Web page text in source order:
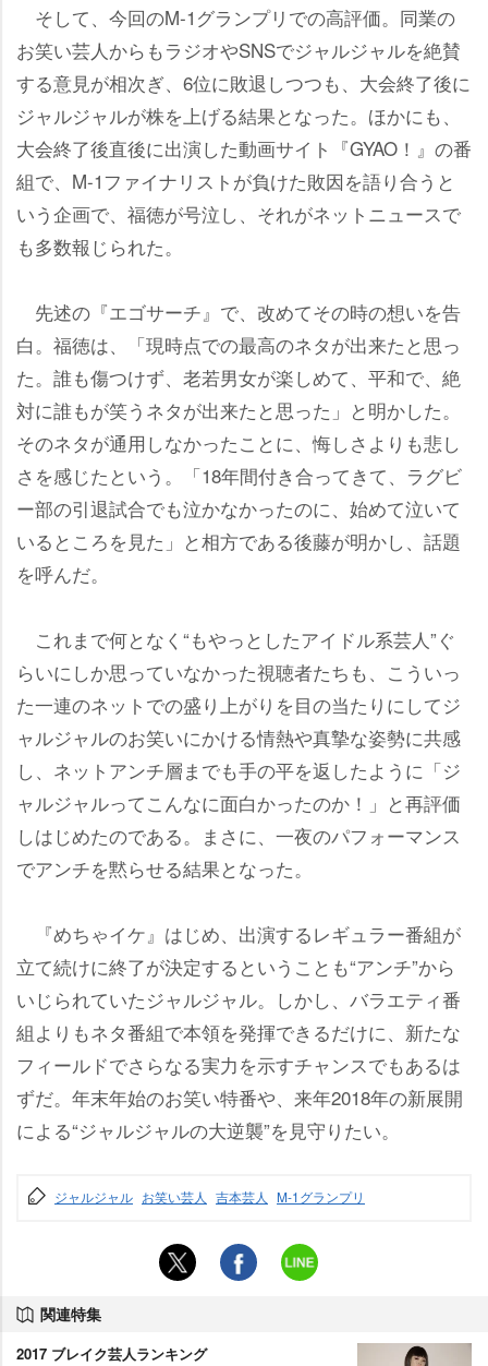
そして、今回のM‐1グランプリでの高評価。同業の
お笑い芸人からもラジオやSNSでジャルジャルを絶賛
する意見が相次ぎ、6位に敗退しつつも、大会終了後に
ジャルジャルが株を上げる結果となった。ほかにも、
大会終了後直後に出演した動画サイト『GYAO！』の番
組で、M-1ファイナリストが負けた敗因を語り合うと
いう企画で、福徳が号泣し、それがネットニュースで
も多数報じられた。
先述の『エゴサーチ』で、改めてその時の想いを告
白。福徳は、「現時点での最高のネタが出来たと思っ
た。誰も傷つけず、老若男女が楽しめて、平和で、絶
対に誰もが笑うネタが出来たと思った」と明かした。
そのネタが通用しなかったことに、悔しさよりも悲し
さを感じたという。「18年間付き合ってきて、ラグビ
ー部の引退試合でも泣かなかったのに、始めて泣いて
いるところを見た」と相方である後藤が明かし、話題
を呼んだ。
これまで何となく“もやっとしたアイドル系芸人”ぐ
らいにしか思っていなかった視聴者たちも、こういっ
た一連のネットでの盛り上がりを目の当たりにしてジ
ャルジャルのお笑いにかける情熱や真摯な姿勢に共感
し、ネットアンチ層までも手の平を返したように「ジ
ャルジャルってこんなに面白かったのか！」と再評価
しはじめたのである。まさに、一夜のパフォーマンス
でアンチを黙らせる結果となった。
『めちゃイケ』はじめ、出演するレギュラー番組が
立て続けに終了が決定するということも“アンチ”から
いじられていたジャルジャル。しかし、バラエティ番
組よりもネタ番組で本領を発揮できるだけに、新たな
フィールドでさらなる実力を示すチャンスでもあるは
ずだ。年末年始のお笑い特番や、来年2018年の新展開
による“ジャルジャルの大逆襲”を見守りたい。
ジャルジャル お笑い芸人 吉本芸人 M-1グランプリ
関連特集
2017 ブレイク芸人ランキング